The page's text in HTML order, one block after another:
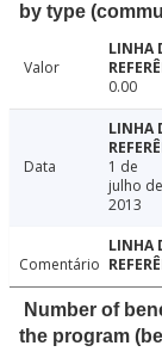
by type
Valor
0.00
Data
1 de
julho de
2013
Comentário
Number of
the program